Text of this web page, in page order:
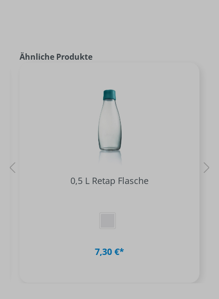
Ähnliche Produkte
0,5 L Retap Flasche
7,30 €*